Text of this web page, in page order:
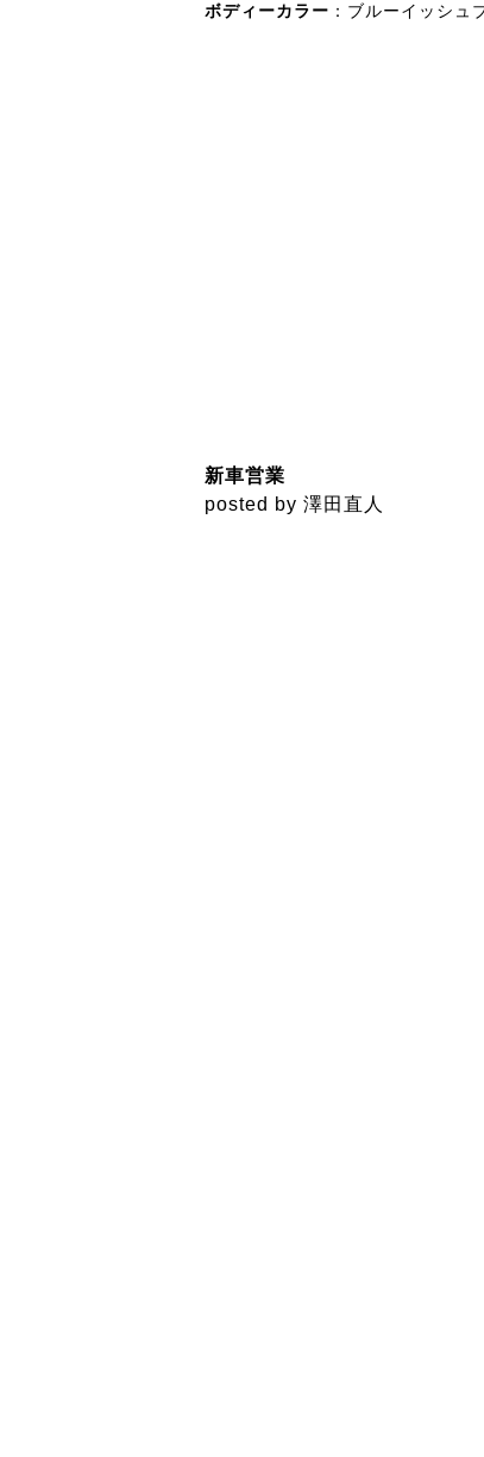
ボディーカラー ：ブルーイッシュ
新車営業
posted by 澤田直人